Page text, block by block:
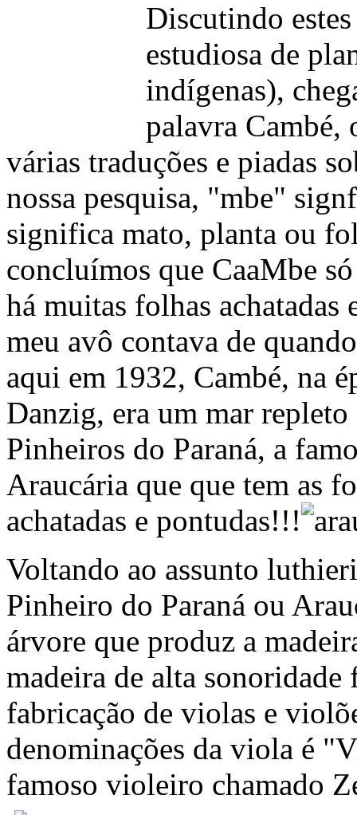
Discutindo
estudiosa de
indígenas),
palavra Cambé,
várias traduções e piadas
nossa pesquisa, "mbe"
significa mato, planta ou
concluímos que CaaMbe
há muitas folhas achatadas
meu avô contava de
aqui em 1932, Cambé, na
Danzig, era um mar repleto
Pinheiros do Paraná, a
Araucária que que tem as
achatadas e pontudas!!!
Voltando ao assunto
Pinheiro do Paraná ou
árvore que produz a
madeira de alta
fabricação de violas e
denominações da viola é
famoso violeiro chamado